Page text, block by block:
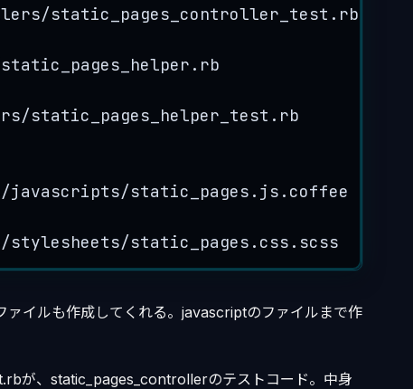
/static_pages_controller_test. rb
static_pages_helper. rb
/static_pages_helper_test. rb
/javascripts/static_pages. js . coffee
/stylesheets/static_pages. css . scss
ァイルも作成してくれる。javascriptのファイルまで作
が、static_pages_controllerのテストコード。中身